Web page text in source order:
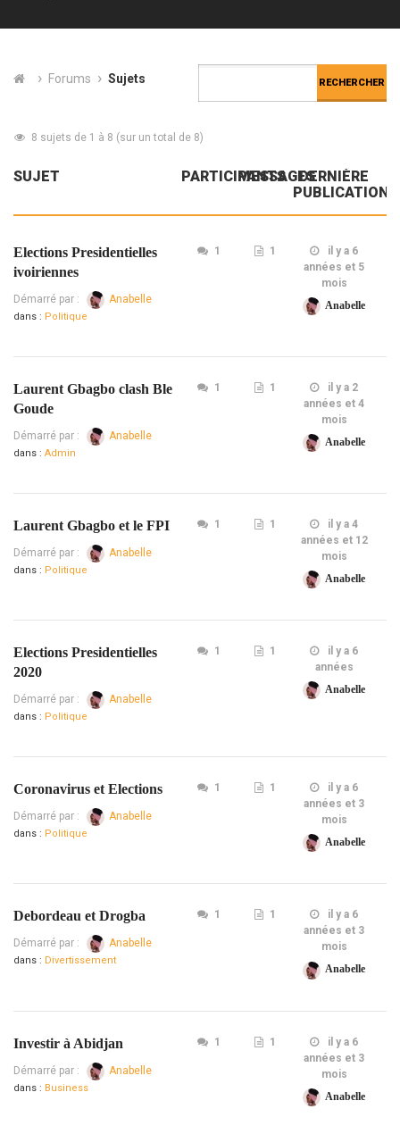
› Forums › Sujets
8 sujets de 1 à 8 (sur un total de 8)
SUJET PARTICIPANTS
MESSAGESDERNIÈRE
PUBLICATION
Elections Presidentielles
ivoiriennes
Démarré par : Anabelle
dans : Politique
1 1
il y a 6
années et 5
mois
Anabelle
Laurent Gbagbo clash Ble
Goude
Démarré par : Anabelle
dans : Admin
1 1
il y a 2
années et 4
mois
Anabelle
Laurent Gbagbo et le FPI
Démarré par : Anabelle
dans : Politique
1 1
il y a 4
années et 12
mois
Anabelle
Elections Presidentielles
2020
Démarré par : Anabelle
dans : Politique
1 1
il y a 6
années
Anabelle
Coronavirus et Elections
Démarré par : Anabelle
dans : Politique
1 1
il y a 6
années et 3
mois
Anabelle
Debordeau et Drogba
Démarré par : Anabelle
dans : Divertissement
1 1
il y a 6
années et 3
mois
Anabelle
Investir à Abidjan
Démarré par : Anabelle
dans : Business
1 1
il y a 6
années et 3
mois
Anabelle